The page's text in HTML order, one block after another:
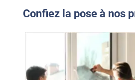
Confiez la pose à nos